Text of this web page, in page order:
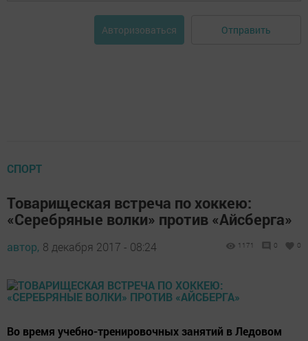
Авторизоваться Отправить
СПОРТ
Товарищеская встреча по хоккею:
«Серебряные волки» против «Айсберга»
автор, 8 декабря 2017 - 08:24 1171 0 0
Во время учебно-тренировочных занятий в Ледовом